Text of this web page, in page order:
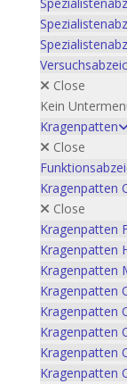
Close
Kein
Kragenpatten
Close
Kragenpatten
Close
Kragenpatten
Kragenpatten
Kragenpatten
Kragenpatten
Kragenpatten
Kragenpatten
Kragenpatten
Kragenpatten